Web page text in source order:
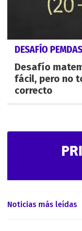
DESAFÍO PEMDAS
Desafío
fácil, pero no
correcto
Noticias más leídas